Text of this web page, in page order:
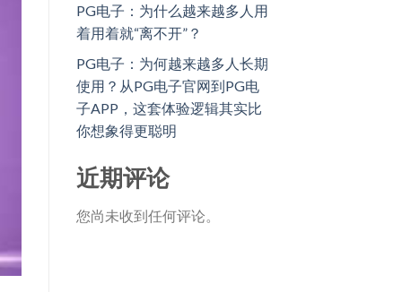
PG电子：为什么越来越多人用
着用着就“离不开”？
PG电子：为何越来越多人长期
使用？从PG电子官网到PG电
子APP，这套体验逻辑其实比
你想象得更聪明
近期评论
您尚未收到任何评论。